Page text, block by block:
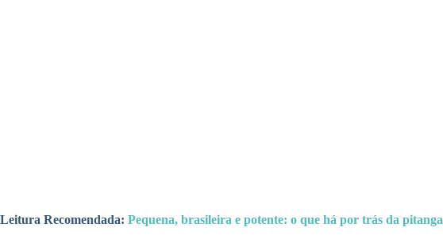
Leitura Recomendada: Pequena, brasileira e potente: o que há por trás da pitanga